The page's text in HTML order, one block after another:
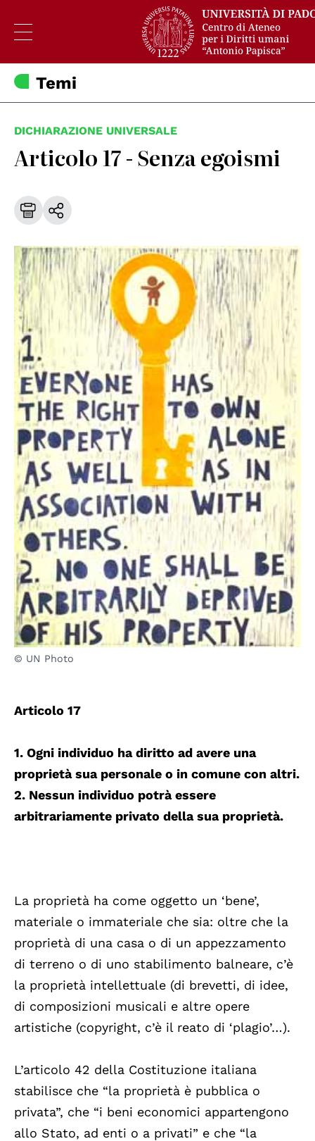
Temi
DICHIARAZIONE UNIVERSALE
Articolo 17 - Senza egoismi
© UN Photo
Articolo 17
1. Ogni individuo ha diritto ad avere una
proprietà sua personale o in comune con altri.
2. Nessun individuo potrà essere
arbitrariamente privato della sua proprietà.
La proprietà ha come oggetto un ‘bene’,
materiale o immateriale che sia: oltre che la
proprietà di una casa o di un appezzamento
di terreno o di uno stabilimento balneare, c’è
la proprietà intellettuale (di brevetti, di idee,
di composizioni musicali e altre opere
artistiche (copyright, c’è il reato di ‘plagio’…).
L’articolo 42 della Costituzione italiana
stabilisce che “la proprietà è pubblica o
privata”, che “i beni economici appartengono
allo Stato, ad enti o a privati” e che “la